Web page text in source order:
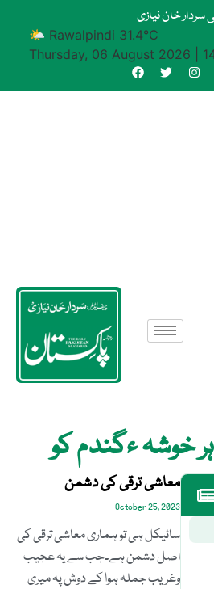
سردار خان نیازی
🌤 Rawalpindi 31.4°C
Thursday, 06 August 2026
معاشی ترقی کی دشمن
October 25, 2023
سائیکل ہی تو ہماری معاشی ترقی کی
اصل دشمن ہے۔جب سے یہ عجیب
وغریب جملہ ہوا کے دوش پہ میری